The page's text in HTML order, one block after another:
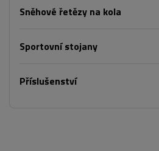
Sněhové řetězy na kola
Sportovní stojany
Příslušenství